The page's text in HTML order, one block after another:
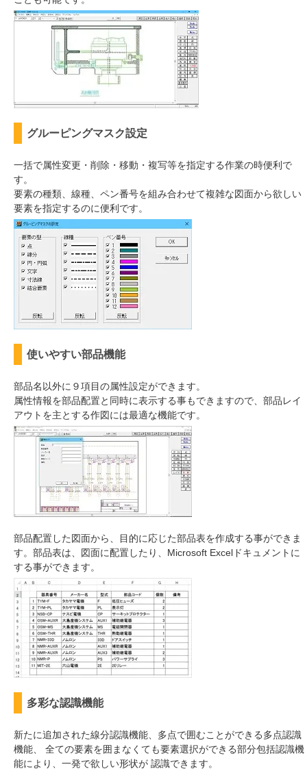
グルーピングマスク設定
一括で属性変更・削除・移動・複写等を指定する作業の時便利で
す。
要素の種類、線種、ペン番号を組み合わせて複雑な図面から欲しい
要素を指定するのに便利です。
使いやすい部品機能
部品名以外に９項目の属性設定ができます。
属性情報を部品配置と同時に表示する事もできますので、部品レイ
アウトを主とする作図には最適な機能です。
部品配置した図面から、目的に応じた部品表を作成する事ができま
す。部品表は、図面に配置したり、Microsoft Excelドキュメントに
する事ができます。
多彩な認識機能
新たに追加された線分認識機能、多点で囲むことができる多点認識
機能、 全ての要素を囲まなくても要素選択ができる部分包括認識機
能により、一発で欲しい形状が 認識できます。